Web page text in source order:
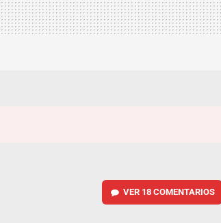
VER 18 COMENTARIOS